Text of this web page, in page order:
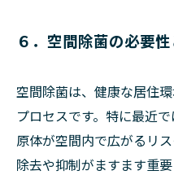
６．空間除菌の必要
空間除菌は、健康な居住
プロセスです。特に最近
原体が空間内で広がるリ
除去や抑制がますます重